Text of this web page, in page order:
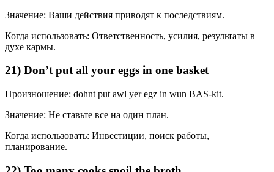
Значение: Ваши действия приводят к последствиям.
Когда использовать: Ответственность, усилия, результаты в
духе кармы.
21) Don’t put all your eggs in one basket
Произношение: dohnt put awl yer egz in wun BAS-kit.
Значение: Не ставьте все на один план.
Когда использовать: Инвестиции, поиск работы,
планирование.